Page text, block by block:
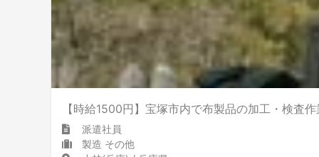
【時給1500円】宝塚市内で布製品の加工・検査
派遣社員
製造 その他